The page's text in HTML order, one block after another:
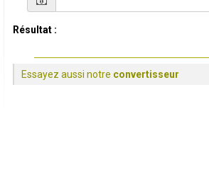
Résultat :
Essayez aussi notre convertisseur